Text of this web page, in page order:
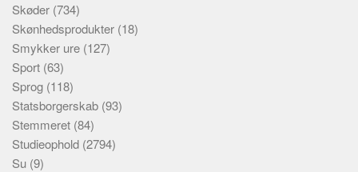
Skøder (734)
Skønhedsprodukter (18)
Smykker ure (127)
Sport (63)
Sprog (118)
Statsborgerskab (93)
Stemmeret (84)
Studieophold (2794)
Su (9)